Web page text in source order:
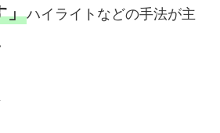
」ハイライトなどの手法が主